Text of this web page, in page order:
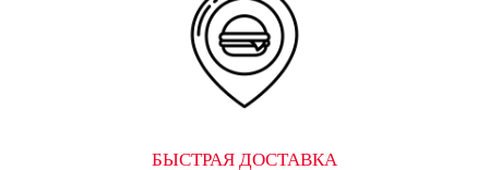
БЫСТРАЯ ДОСТАВКА